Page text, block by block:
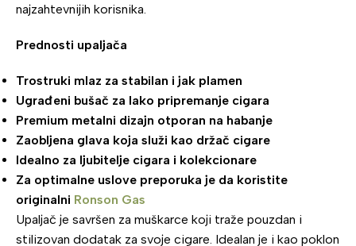
najzahtevnijih korisnika.
Prednosti upaljača
Trostruki mlaz za stabilan i jak plamen
Ugrađeni bušač za lako pripremanje cigara
Premium metalni dizajn otporan na habanje
Zaobljena glava koja služi kao držač cigare
Idealno za ljubitelje cigara i kolekcionare
Za optimalne uslove preporuka je da koristite
originalni Ronson Gas
Upaljač je savršen za muškarce koji traže pouzdan i
stilizovan dodatak za svoje cigare. Idealan je i kao poklon